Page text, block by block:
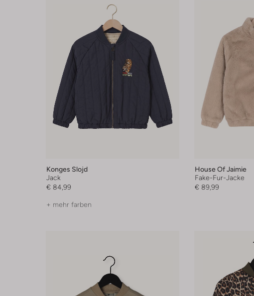
Konges Slojd
Jack
€ 84,99
+ mehr farben
House Of Jaimie
Fake-Fur-Jacke
€ 89,99